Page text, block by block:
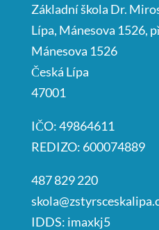
Základní škola Dr.
Lípa, Mánesova 1526,
Mánesova 1526
Česká Lípa
47001
IČO: 49864611
REDIZO: 600074889
487 829 220
IDDS: imaxkj5